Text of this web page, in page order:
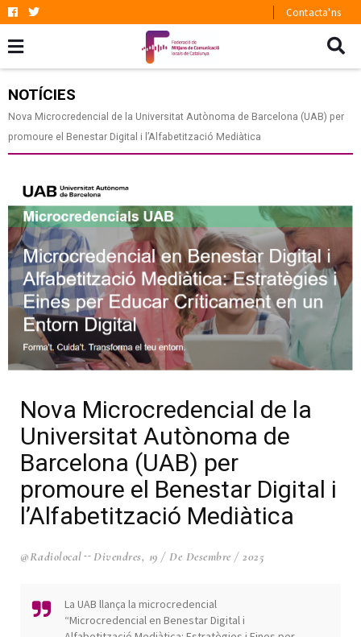
Contacta'ns
NOTÍCIES
Nova Microcredencial de la Universitat Autònoma de Barcelona (UAB) per
promoure el Benestar Digital i l’Alfabetització Mediàtica
Nova Microcredencial de la
Universitat Autònoma de
Barcelona (UAB) per
promoure el Benestar Digital i
l’Alfabetització Mediàtica
@radiolocal Divendres, 19 / De Desembre / 2025
La UAB llança la microcredencial
“Microcredencial en Benestar Digital i